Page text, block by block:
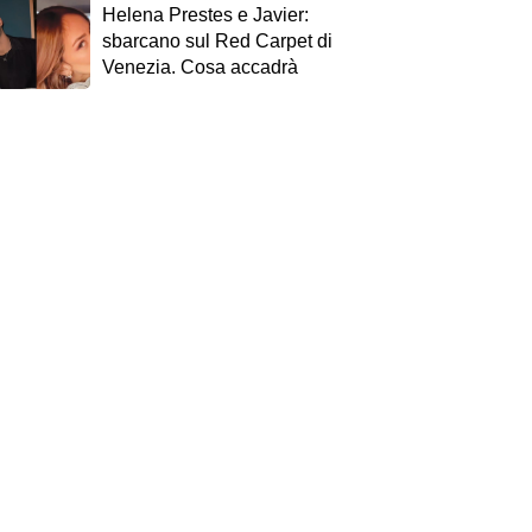
Helena Prestes e Javier:
sbarcano sul Red Carpet di
Venezia. Cosa accadrà